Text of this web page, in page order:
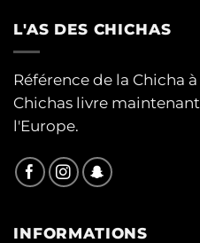
L'AS DES CHICHAS
Référence de la Chicha
Chichas livre
l'Europe.
INFORMATIONS